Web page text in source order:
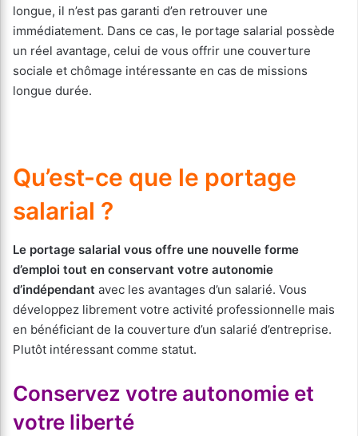
longue, il n’est pas garanti d’en retrouver une
immédiatement. Dans ce cas, le portage salarial possède
un réel avantage, celui de vous offrir une couverture
sociale et chômage intéressante en cas de missions
longue durée.
Qu’est-ce que le portage
salarial ?
Le portage salarial vous offre une nouvelle forme
d’emploi tout en conservant votre autonomie
d’indépendant avec les avantages d’un salarié. Vous
développez librement votre activité professionnelle mais
en bénéficiant de la couverture d’un salarié d’entreprise.
Plutôt intéressant comme statut.
Conservez votre autonomie et
votre liberté